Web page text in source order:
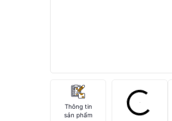
Thông tin
sản phẩm